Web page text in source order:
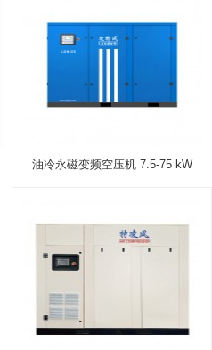
油冷永磁变频空压机 7.5-75 kW